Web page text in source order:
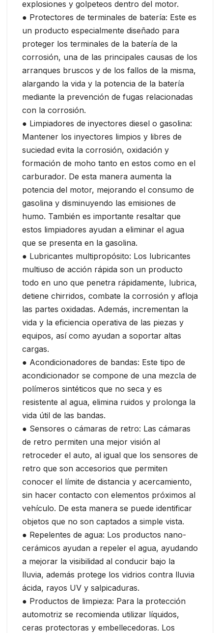
explosiones y golpeteos dentro del motor.
● Protectores de terminales de batería: Este es
un producto especialmente diseñado para
proteger los terminales de la batería de la
corrosión, una de las principales causas de los
arranques bruscos y de los fallos de la misma,
alargando la vida y la potencia de la batería
mediante la prevención de fugas relacionadas
con la corrosión.
● Limpiadores de inyectores diesel o gasolina:
Mantener los inyectores limpios y libres de
suciedad evita la corrosión, oxidación y
formación de moho tanto en estos como en el
carburador. De esta manera aumenta la
potencia del motor, mejorando el consumo de
gasolina y disminuyendo las emisiones de
humo. También es importante resaltar que
estos limpiadores ayudan a eliminar el agua
que se presenta en la gasolina.
● Lubricantes multipropósito: Los lubricantes
multiuso de acción rápida son un producto
todo en uno que penetra rápidamente, lubrica,
detiene chirridos, combate la corrosión y afloja
las partes oxidadas. Además, incrementan la
vida y la eficiencia operativa de las piezas y
equipos, así como ayudan a soportar altas
cargas.
● Acondicionadores de bandas: Este tipo de
acondicionador se compone de una mezcla de
polímeros sintéticos que no seca y es
resistente al agua, elimina ruidos y prolonga la
vida útil de las bandas.
● Sensores o cámaras de retro: Las cámaras
de retro permiten una mejor visión al
retroceder el auto, al igual que los sensores de
retro que son accesorios que permiten
conocer el límite de distancia y acercamiento,
sin hacer contacto con elementos próximos al
vehículo. De esta manera se puede identificar
objetos que no son captados a simple vista.
● Repelentes de agua: Los productos nano-
cerámicos ayudan a repeler el agua, ayudando
a mejorar la visibilidad al conducir bajo la
lluvia, además protege los vidrios contra lluvia
ácida, rayos UV y salpicaduras.
● Productos de limpieza: Para la protección
automotriz se recomienda utilizar líquidos,
ceras protectoras y embellecedoras. Los